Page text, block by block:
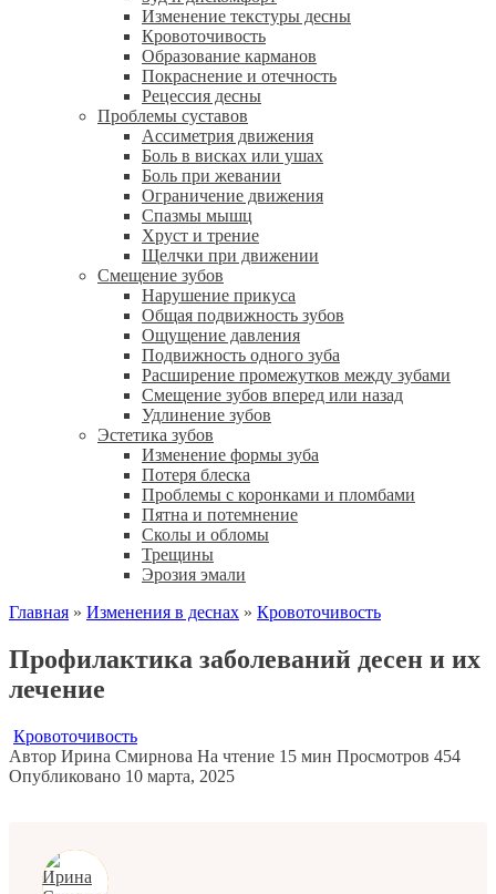
Изменение текстуры десны
Кровоточивость
Образование карманов
Покраснение и отечность
Рецессия десны
Проблемы суставов
Ассиметрия движения
Боль в висках или ушах
Боль при жевании
Ограничение движения
Спазмы мышц
Хруст и трение
Щелчки при движении
Смещение зубов
Нарушение прикуса
Общая подвижность зубов
Ощущение давления
Подвижность одного зуба
Расширение промежутков между зубами
Смещение зубов вперед или назад
Удлинение зубов
Эстетика зубов
Изменение формы зуба
Потеря блеска
Проблемы с коронками и пломбами
Пятна и потемнение
Сколы и обломы
Трещины
Эрозия эмали
Главная » Изменения в деснах » Кровоточивость
Профилактика заболеваний десен и их
лечение
Кровоточивость
Автор Ирина Смирнова На чтение 15 мин Просмотров 454
Опубликовано 10 марта, 2025